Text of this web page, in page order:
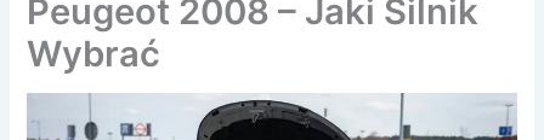
Peugeot 2008 – Jaki Silnik
Wybrać